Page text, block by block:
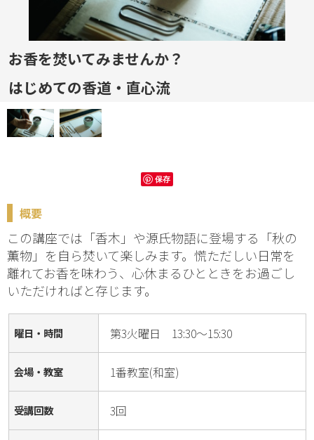
お香を焚いてみませんか？
はじめての香道・直心流
保存
概要
この講座では「香木」や源氏物語に登場する「秋の
薫物」を自ら焚いて楽しみます。慌ただしい日常を
離れてお香を味わう、心休まるひとときをお過ごし
いただければと存じます。
曜日・時間 第3火曜日 13:30～15:30
会場・教室 1番教室(和室)
受講回数 3回